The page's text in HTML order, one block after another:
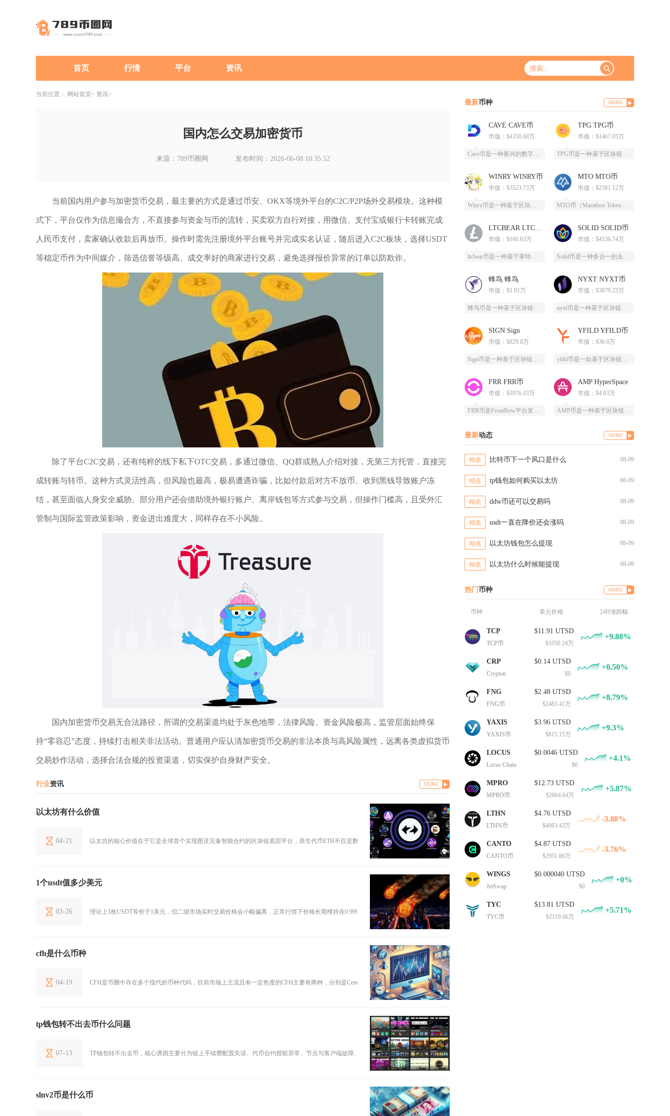
首页 行情 平台 资讯
当前位置： 网站首页 资讯
国内怎么交易加密货币
来源：789币圈网 发布时间：2026-06-08 10:35:52
当前国内用户参与加密货币交易，最主要的方式是通过币安、OKX等境外平台的C2C/P2P场外交易模块。这种模
式下，平台仅作为信息撮合方，不直接参与资金与币的流转，买卖双方自行对接，用微信、支付宝或银行卡转账完成
人民币支付，卖家确认收款后再放币。操作时需先注册境外平台账号并完成实名认证，随后进入C2C板块，选择USDT
等稳定币作为中间媒介，筛选信誉等级高、成交率好的商家进行交易，避免选择报价异常的订单以防欺诈。
除了平台C2C交易，还有纯粹的线下私下OTC交易，多通过微信、QQ群或熟人介绍对接，无第三方托管，直接完
成转账与转币。这种方式灵活性高，但风险也最高，极易遭遇诈骗，比如付款后对方不放币、收到黑钱导致账户冻
结，甚至面临人身安全威胁。部分用户还会借助境外银行账户、离岸钱包等方式参与交易，但操作门槛高，且受外汇
管制与国际监管政策影响，资金进出难度大，同样存在不小风险。
国内加密货币交易无合法路径，所谓的交易渠道均处于灰色地带，法律风险、资金风险极高，监管层面始终保
持“零容忍”态度，持续打击相关非法活动。普通用户应认清加密货币交易的非法本质与高风险属性，远离各类虚拟货币
交易炒作活动，选择合法合规的投资渠道，切实保护自身财产安全。
行业资讯 MORE
以太坊有什么价值
04-21 以太坊的核心价值在于它是全球首个实现图灵完备智能合约的区块链底层平台，原生代币ETH不仅是数字资产，更是支撑Web3生态
1个usdt值多少美元
03-26 理论上1枚USDT等价于1美元，但二级市场实时交易价格会小幅偏离，正常行情下价格长期维持在0.999至1.001美元区间
cfh是什么币种
04-19 CFH是币圈中存在多个指代的币种代码，目前市场上主流且有一定热度的CFH主要有两种，分别是CentauriFinance
tp钱包转不出去币什么问题
07-13 TP钱包转不出去币，核心诱因主要分为链上手续费配置失误、代币合约授权异常、节点与客户端故障、交易Nonce值错乱以及地址
slnv2币是什么币
最新币种 MORE
CAVE CAVE币
市值：$4358.68万
TPG TPG币
市值：$1467.05万
WINRY WINRY币
市值：$3523.73万
MTO MTO币
市值：$2381.12万
市值：$160.63万
SOLID SOLID币
市值：$4536.74万
蜂鸟 蜂鸟
市值：$1.81万
NYXT NYXT币
市值：$3879.23万
SIGN Sign
市值：$829.8万
YFILD YFILD币
市值：$36.6万
FRR FRR币
市值：$3976.43万
AMP HyperSpace
市值：$4.03万
最新动态 MORE
精选 比特币下一个风口是什么 08-09
精选 tp钱包如何购买以太坊 08-09
精选 ddw币还可以交易吗 08-09
精选 usdt一直在降价还会涨吗 08-09
精选 以太坊钱包怎么提现 08-09
精选 以太坊什么时候能提现 08-09
热门币种 MORE
币种 美元价格 24H涨跌幅
TCP
TCP币
$11.91 UTSD
$1050.24万
+9.88%
CRP
Crypton
$0.14 UTSD
$0
+0.50%
FNG
FNG币
$2.48 UTSD
$2483.41万
+8.79%
YAXIS
YAXIS币
$3.96 UTSD
$815.15万
+9.3%
LOCUS
Locus Chain
$0.0046 UTSD
$0
+4.1%
MPRO
MPRO币
$12.73 UTSD
$2804.64万
+5.87%
LTHN
LTHN币
$4.76 UTSD
$4083.43万
-3.88%
CANTO
CANTO币
$4.87 UTSD
$2951.86万
-3.76%
WINGS
JetSwap
$0.000040 UTSD
$0
+0%
TYC
TYC币
$13.81 UTSD
$2119.66万
+5.71%